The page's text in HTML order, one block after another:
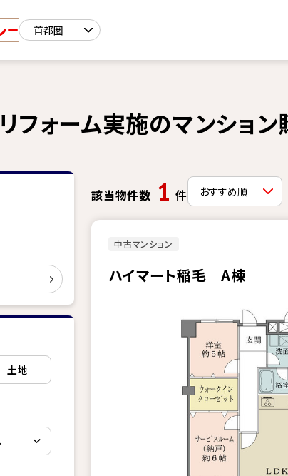
フォーム実施のマンショ
土地
該当物件数 1 件
中古マンション
ハイマート稲毛 A棟